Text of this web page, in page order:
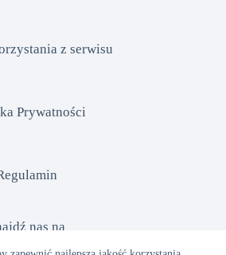
z serwisu
Prywatności
nas na